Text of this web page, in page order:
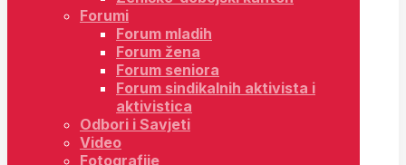
Forumi
Forum mladih
Forum žena
Forum seniora
Forum sindikalnih aktivista i
aktivistica
Odbori i Savjeti
Video
Fotografije